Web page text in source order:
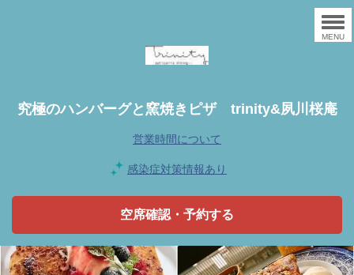
MENU
究極のハンバーグと窯焼きピザ trinity&夙川桜庵
営業時間について
感染症対策情報あり
空席確認・予約する